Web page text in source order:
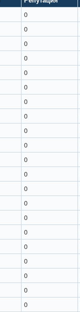
0
0
0
0
0
0
0
0
0
0
0
0
0
0
0
0
0
0
0
0
0